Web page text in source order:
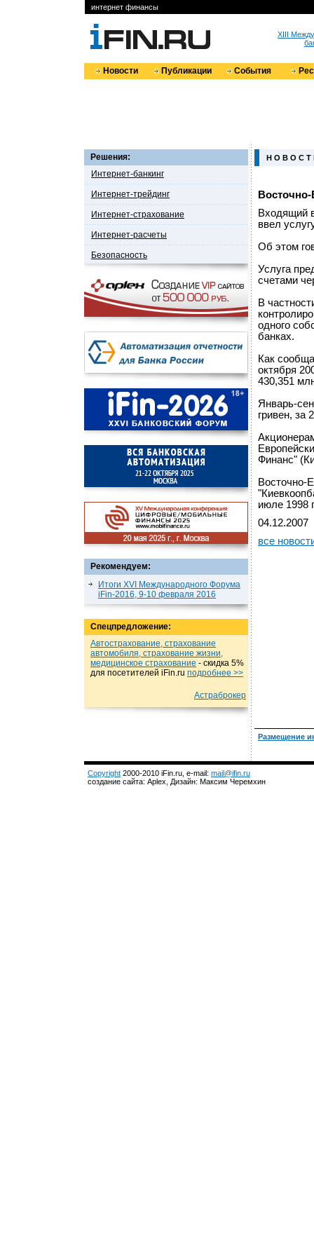
интернет финансы
XIII
Новости Публикации События
Решения:
Интернет-банкинг
Интернет-трейдинг
Интернет-страхование
Интернет-расчеты
Безопасность
Рекомендуем:
Итоги XVI Международного Форума
iFin-2016, 9-10 февраля 2016
Спецпредложение:
Автострахование, страхование
автомобиля, страхование жизни,
медицинское страхование - cкидка 5%
для посетителей iFin.ru подробнеe >>
Астраброкер
Н О В О С Т
Восточно-
Входящий
ввел
Об этом
Услуга
счетами
В
одного
банках.
Как
октября
430,351
Январь-
гривен, за
Финанс"
Восточно-
июле 1998
04.12.2007
все
Размещение
Copyright 2000-2010 iFin.ru, e-mail: mail@ifin.ru
создание сайта: Aplex, Дизайн: Максим Черемхин